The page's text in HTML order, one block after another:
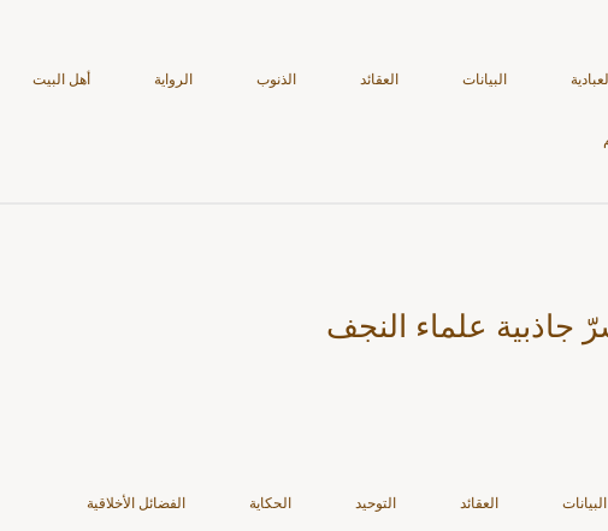
البيانات العقائد الذنوب الرواية أهل البيت
جاذبية علماء النجف
البيانات العقائد التوحيد الحكاية الفضائل الأخلاقية